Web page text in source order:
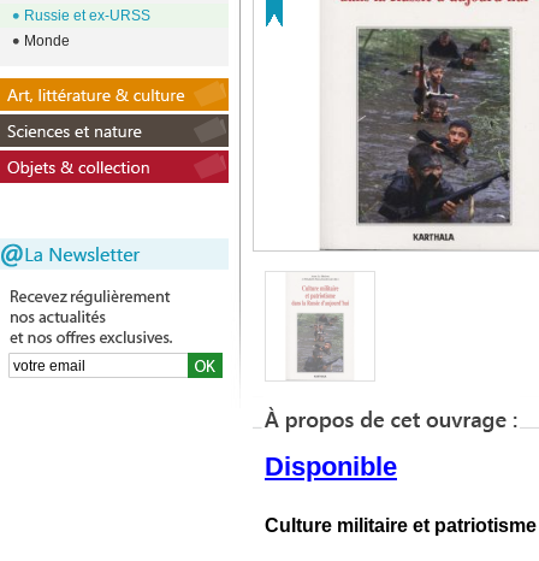
Disponible
Culture militaire et
Russie et ex-URSS
Monde